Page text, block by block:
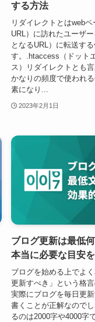
する方法
リダイレクトとはweb
URL）に訪れたユーザ
となるURL）に転送す
す。.htaccess（ドット
ス）リダイレクトとも
かなりの頻度で使われ
素になり...
2023年2月1日
ブログ更新は最低
本当に必要な目安
ブログを始める上でよ
更新すべき」という格
実際にブログを毎日更
書くことが正解なので
るのは2000字や4000字